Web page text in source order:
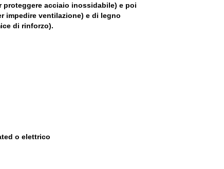
acciaio inossidabile) e poi
impedire ventilazione) e di legno
di rinforzo).
o elettrico